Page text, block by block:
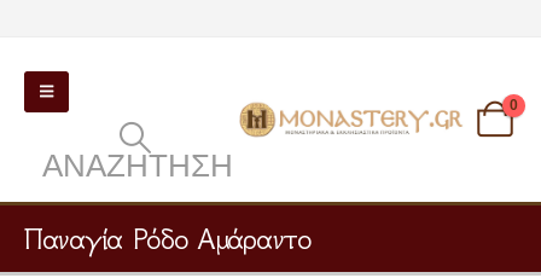
ΑΝΑΖΉΤΗΣΗ
0
Παναγία Ρόδο Αμάραντο